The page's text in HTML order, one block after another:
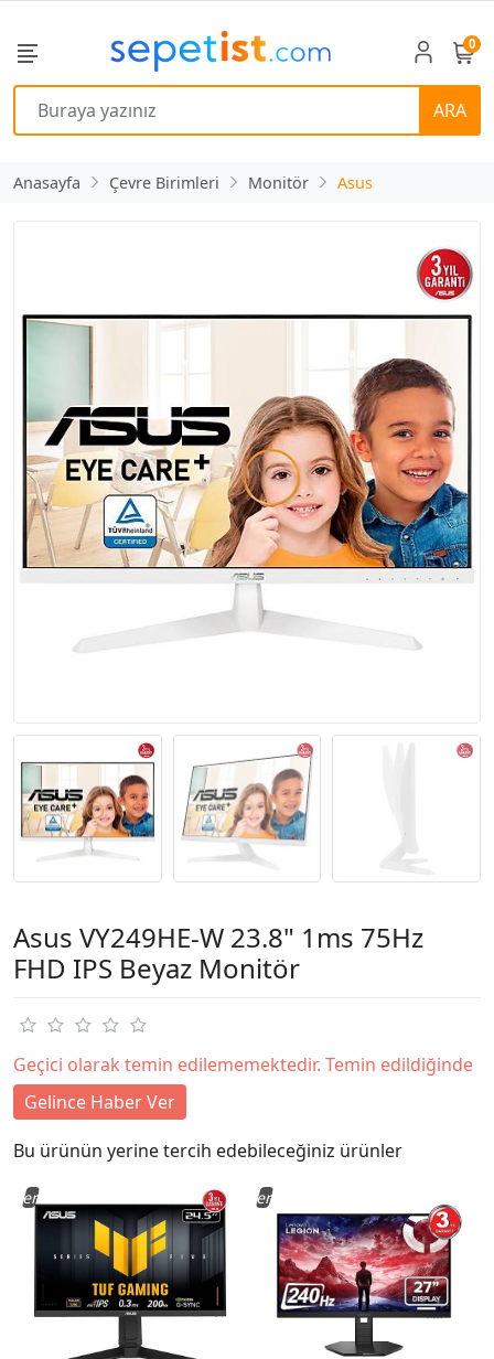
ARA
0
Anasayfa Çevre Birimleri Monitör Asus
Asus VY249HE-W 23.8" 1ms 75Hz
FHD IPS Beyaz Monitör
Geçici olarak temin edilememektedir. Temin edildiğinde
Gelince Haber Ver
Bu ürünün yerine tercih edebileceğiniz ürünler
Yeni Yeni